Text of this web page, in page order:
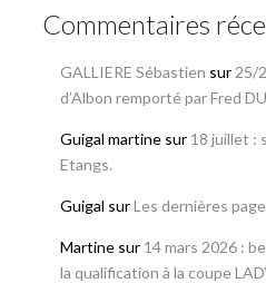
Commentaires
GALLIERE Sébastien sur 25/
d’Albon remporté par Fred
Guigal martinesur 18 juillet :
Etangs.
Guigal surLes dernières
Martinesur 14 mars 2026 :
la qualification à la coupe